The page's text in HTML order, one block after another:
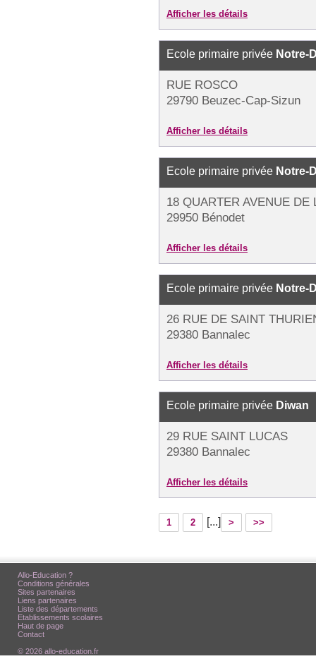
Afficher les détails
Ecole primaire privée Notre-
RUE ROSCO
29790 Beuzec-Cap-Sizun
Afficher les détails
Ecole primaire privée Notre-
18 QUARTER AVENUE DE
29950 Bénodet
Afficher les détails
Ecole primaire privée Notre-
26 RUE DE SAINT
29380 Bannalec
Afficher les détails
Ecole primaire privée Diwan
29 RUE SAINT LUCAS
29380 Bannalec
Afficher les détails
1 2 [...] > >>
Allo-Education ?
Conditions générales
Sites partenaires
Liens partenaires
Liste des départements
Etablissements scolaires
Haut de page
Contact
© 2026 allo-education.fr